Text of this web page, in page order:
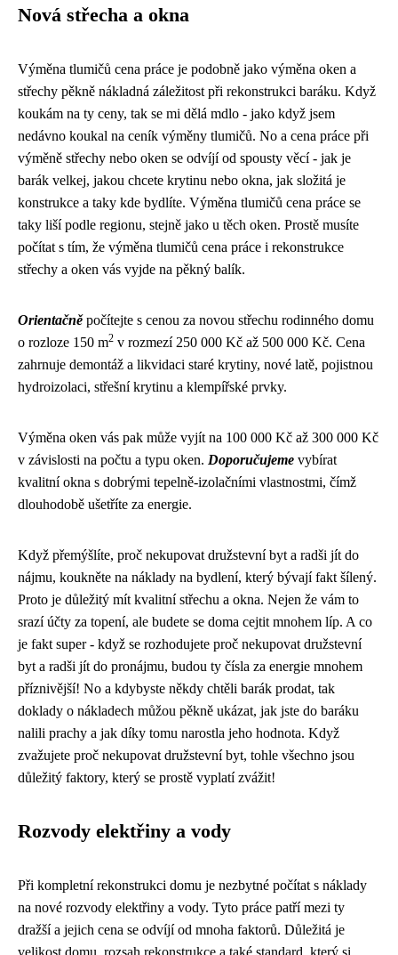
Nová střecha a okna
Výměna tlumičů cena práce je podobně jako výměna oken a
střechy pěkně nákladná záležitost při rekonstrukci baráku. Když
koukám na ty ceny, tak se mi dělá mdlo - jako když jsem
nedávno koukal na ceník výměny tlumičů. No a cena práce při
výměně střechy nebo oken se odvíjí od spousty věcí - jak je
barák velkej, jakou chcete krytinu nebo okna, jak složitá je
konstrukce a taky kde bydlíte. Výměna tlumičů cena práce se
taky liší podle regionu, stejně jako u těch oken. Prostě musíte
počítat s tím, že výměna tlumičů cena práce i rekonstrukce
střechy a oken vás vyjde na pěkný balík.
Orientačněpočítejte s cenou za novou střechu rodinného domu
o rozloze 150 m2 v rozmezí 250 000 Kč až 500 000 Kč. Cena
zahrnuje demontáž a likvidaci staré krytiny, nové latě, pojistnou
hydroizolaci, střešní krytinu a klempířské prvky.
Výměna oken vás pak může vyjít na 100 000 Kč až 300 000 Kč
v závislosti na počtu a typu oken. Doporučujeme vybírat
kvalitní okna s dobrými tepelně-izolačními vlastnostmi, čímž
dlouhodobě ušetříte za energie.
Když přemýšlíte, proč nekupovat družstevní byt a radši jít do
nájmu, koukněte na náklady na bydlení, který bývají fakt šílený.
Proto je důležitý mít kvalitní střechu a okna. Nejen že vám to
srazí účty za topení, ale budete se doma cejtit mnohem líp. A co
je fakt super - když se rozhodujete proč nekupovat družstevní
byt a radši jít do pronájmu, budou ty čísla za energie mnohem
příznivější! No a kdybyste někdy chtěli barák prodat, tak
doklady o nákladech můžou pěkně ukázat, jak jste do baráku
nalili prachy a jak díky tomu narostla jeho hodnota. Když
zvažujete proč nekupovat družstevní byt, tohle všechno jsou
důležitý faktory, který se prostě vyplatí zvážit!
Rozvody elektřiny a vody
Při kompletní rekonstrukci domu je nezbytné počítat s náklady
na nové rozvody elektřiny a vody. Tyto práce patří mezi ty
dražší a jejich cena se odvíjí od mnoha faktorů. Důležitá je
velikost domu, rozsah rekonstrukce a také standard, který si